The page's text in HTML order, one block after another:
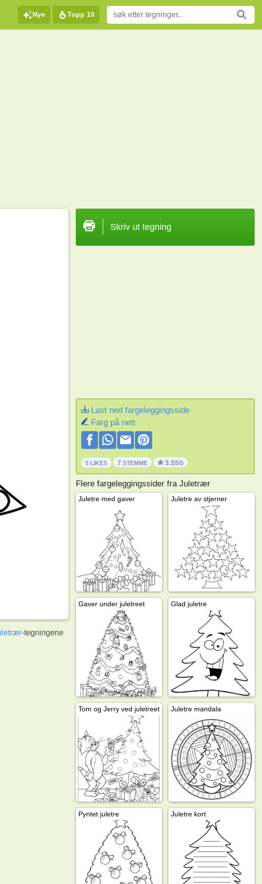
Nye Topp 10
-tegningene
Skriv ut tegning
Last ned fargeleggingsside
Farg på nett
5 LIKES 7 STEMME 3.55/5
Flere fargeleggingssider fra Juletrær
Juletre med gaver Juletre av stjerner
Gaver under juletreet Glad juletre
Tom og Jerry ved juletreet Juletre mandala
Pyntet juletre Juletre kort